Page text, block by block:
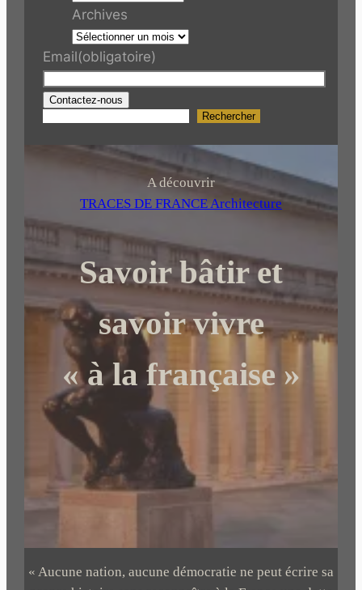
Archives
Email(obligatoire)
Contactez-nous
R
r
c
h
r
Rechercher
A découvrir
TRACES DE FRANCE Architecture
Savoir bâtir et
savoir vivre
« à la française »
« Aucune nation, aucune démocratie ne peut écrire sa